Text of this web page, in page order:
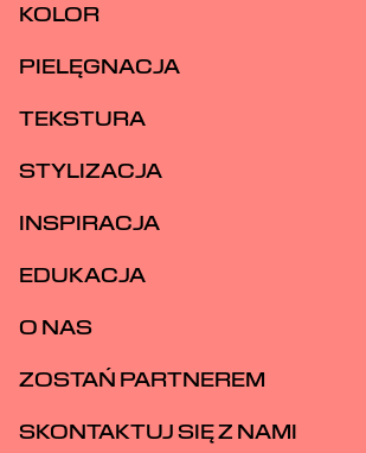
KOLOR
PIELĘGNACJA
TEKSTURA
STYLIZACJA
INSPIRACJA
EDUKACJA
O NAS
ZOSTAŃ PARTNEREM
SKONTAKTUJ SIĘ Z NAMI